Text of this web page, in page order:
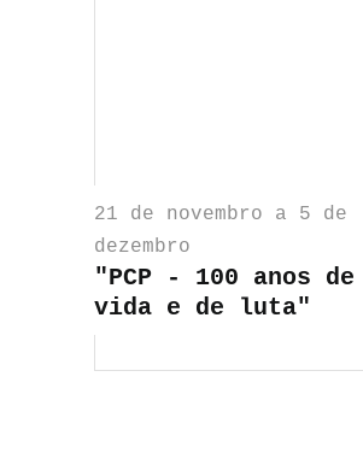
21 de novembro a 5 de
dezembro
"PCP - 100 anos de
vida e de luta"